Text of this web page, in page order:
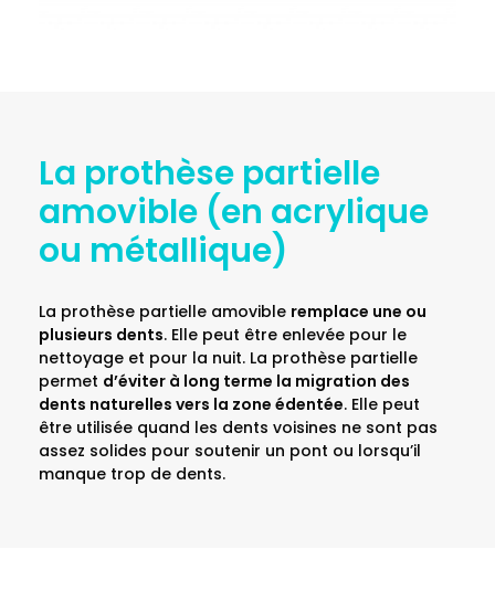
La prothèse partielle
amovible (en acrylique
ou métallique)
La prothèse partielle amovible remplace une ou
plusieurs dents. Elle peut être enlevée pour le
nettoyage et pour la nuit. La prothèse partielle
permet d’éviter à long terme la migration des
dents naturelles vers la zone édentée. Elle peut
être utilisée quand les dents voisines ne sont pas
assez solides pour soutenir un pont ou lorsqu’il
manque trop de dents.